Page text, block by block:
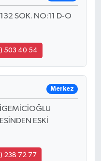
SOK. NO:11 D-O
503 40 54
Merkez
ESKİ
238 72 77